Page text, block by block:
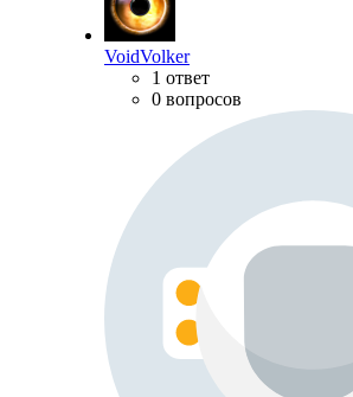
VoidVolker
1 ответ
0 вопросов